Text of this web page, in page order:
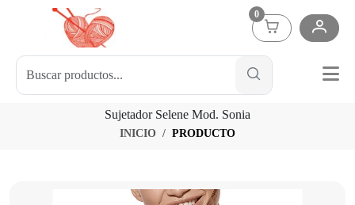
0
Sujetador Selene Mod. Sonia
INICIO PRODUCTO